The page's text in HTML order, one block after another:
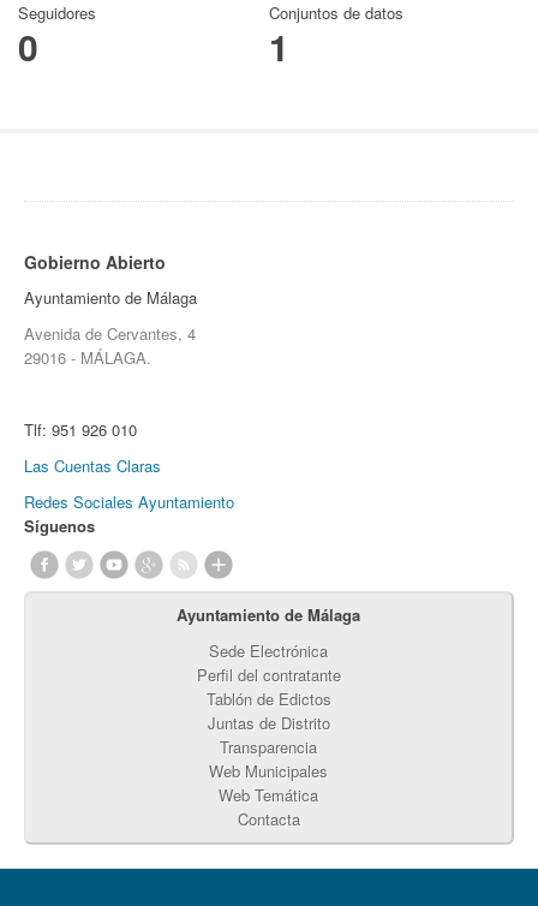
Seguidores
0
Conjuntos de datos
1
Gobierno Abierto
Ayuntamiento de Málaga
Avenida de Cervantes, 4
29016 - MÁLAGA.
Tlf: 951 926 010
Las Cuentas Claras
Redes Sociales Ayuntamiento
Síguenos
Ayuntamiento de Málaga
Sede Electrónica
Perfil del contratante
Tablón de Edictos
Juntas de Distrito
Transparencia
Web Municipales
Web Temática
Contacta